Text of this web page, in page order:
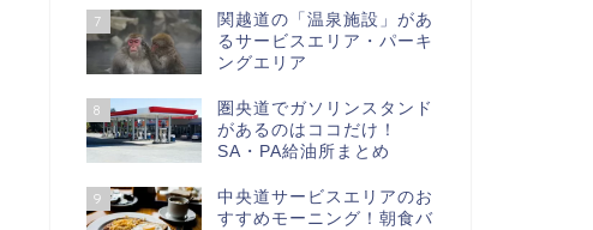
7
関越道の「温泉施設」があ
るサービスエリア・パーキ
ングエリア
8
圏央道でガソリンスタンド
があるのはココだけ！
SA・PA給油所まとめ
9
中央道サービスエリアのお
すすめモーニング！朝食バ